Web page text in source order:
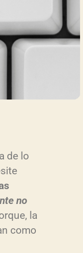
de lo
no
la
como